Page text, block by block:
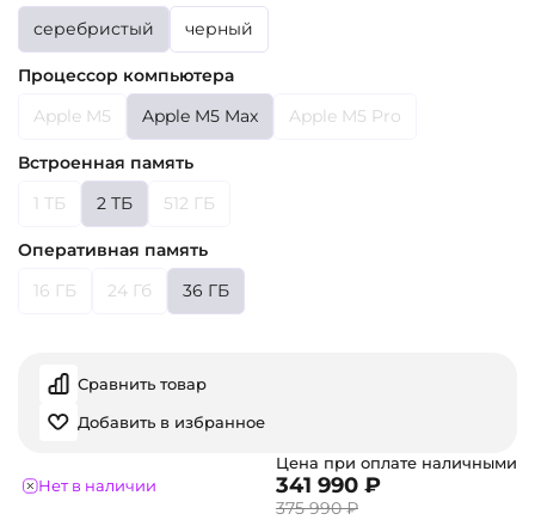
серебристый
черный
Процессор компьютера
Apple M5
Apple M5 Max Apple M5 Pro
Встроенная память
1 ТБ
2 ТБ 512 ГБ
Оперативная память
16 ГБ
24 Гб 36 ГБ
Сравнить товар
Добавить в избранное
Нет в наличии
Цена при оплате наличными
341 990 ₽
375 990 ₽